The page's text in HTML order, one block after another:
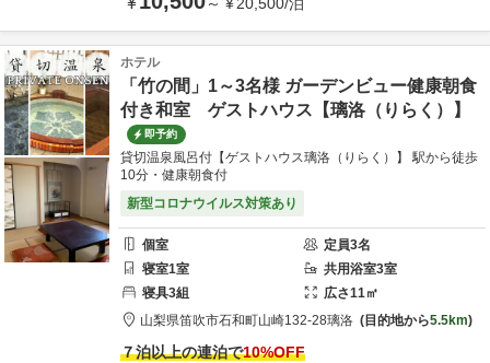
ホテル
「竹の間」1～3名様 ガーデンビュー健康朝食
付き和室 ゲストハウス【璃洛（りらく）】
即予約
貸切温泉風呂付【ゲストハウス璃洛（りらく）】 駅から徒歩
10分・健康朝食付
新型コロナウイルス対策あり
個室 定員3名
寝室1室 共用浴室3室
寝具3組 広さ11㎡
山梨県笛吹市石和町山崎132-28璃洛 目的地から5.5km
７泊以上の連泊で10%OFF